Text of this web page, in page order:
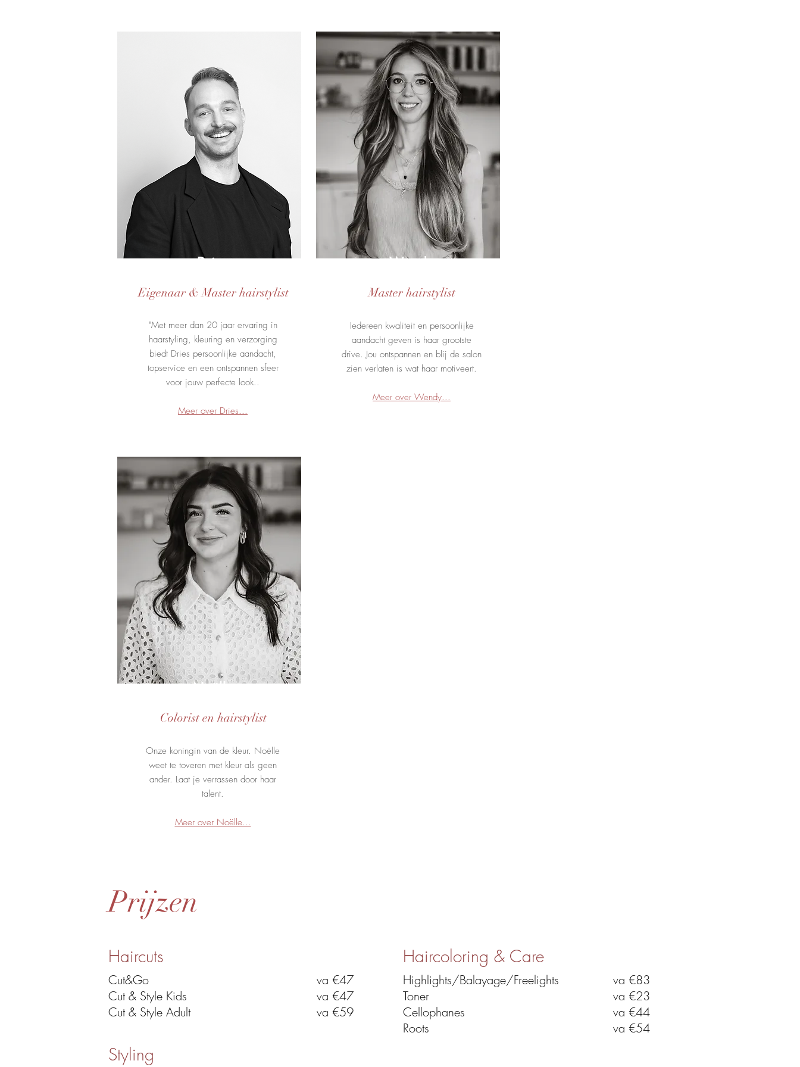
Dries
Eigenaar & Master hairstylist
"Met meer dan 20 jaar ervaring in
haarstyling, kleuring en verzorging
biedt Dries persoonlijke aandacht,
topservice en een ontspannen sfeer
voor jouw perfecte look..
Meer over Dries...
Wendy
Master hairstylist
Iedereen kwaliteit en persoonlijke
aandacht geven is haar grootste
drive. Jou ontspannen en blij de salon
zien verlaten is wat haar motiveert.
Meer over Wendy...
Noëlle
Colorist en hairstylist
Onze koningin van de kleur. Noëlle
weet te toveren met kleur als geen
ander. Laat je verrassen door haar
talent.
Meer over Noëlle...
Prijzen
Haircuts
Cut&Go
Cut & Style Kids
Cut & Style Adult
va €47
va €47
va €59
Haircoloring & Care
Highlights/Balayage/Freelights
Toner
Cellophanes
Roots
va €83
va €23
va €44
va €54
Styling